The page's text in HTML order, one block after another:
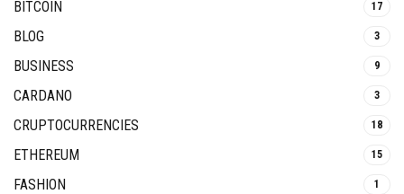
BITCOIN 17
BLOG 3
BUSINESS 9
CARDANO 3
CRUPTOCURRENCIES 18
ETHEREUM 15
FASHION 1